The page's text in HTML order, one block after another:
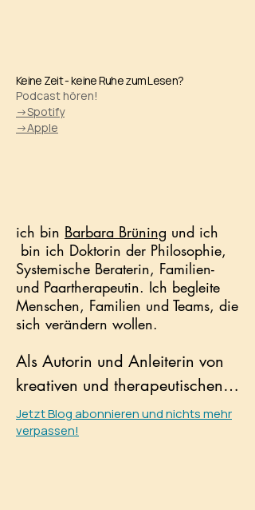
Keine Zeit - keine Ruhe zum Lesen?
Podcast hören!
->Spotify
->Apple
​ich bin Barbara Brüning und ich
bin ich Doktorin der Philosophie,
Systemische Beraterin, Familien-
und Paartherapeutin. Ich begleite
Menschen, Familien und Teams, die
sich verändern wollen.
Als Autorin und Anleiterin von
kreativen und therapeutischen
Schreibkursen entfessele ich die
kreative Kraft des Unbewussten,
Jetzt Blog abonnieren und nichts mehr
verpassen!